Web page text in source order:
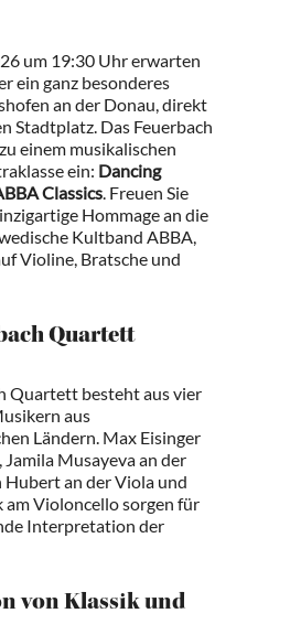
um 19:30 Uhr erwarten
ein ganz besonderes
an der Donau, direkt
Stadtplatz. Das Feuerbach
einem musikalischen
ein: Dancing
Classics. Freuen Sie
Hommage an die
Kultband ABBA,
Violine, Bratsche und
Quartett
Quartett besteht aus vier
aus
Ländern. Max Eisinger
Musayeva an der
Hubert an der Viola und
am Violoncello sorgen für
Interpretation der
von Klassik und